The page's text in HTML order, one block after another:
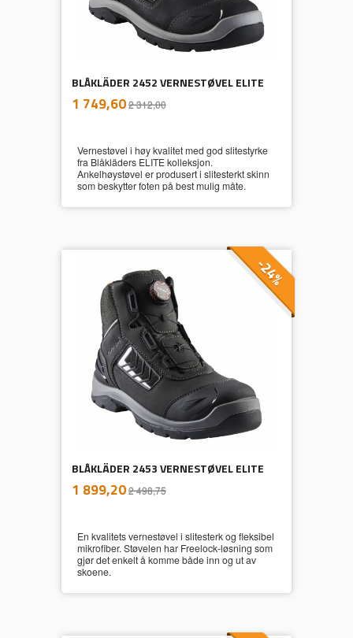
BLÅKLÄDER 2452 VERNESTØVEL ELITE
Tilbud
1 749,602 312,00mva.
Vernestøvel i høy kvalitet med god slitestyrke
fra Blåkläders ELITE kolleksjon.
Ankelhøystøvel er produsert i slitesterkt skinn
som beskytter foten på best mulig måte.
BLÅKLÄDER 2453 VERNESTØVEL ELITE
Tilbud
1 899,202 498,75
-24%
mva.
En kvalitets vernestøvel i slitesterk og fleksibel
mikrofiber. Støvelen har Freelock-løsning som
gjør det enkelt å komme både inn og ut av
skoene.